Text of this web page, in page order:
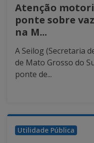
Atenção
ponte sobre
na M...
A Seilog (Secretaria
de Mato Grosso do
ponte de...
Utilidade Pública